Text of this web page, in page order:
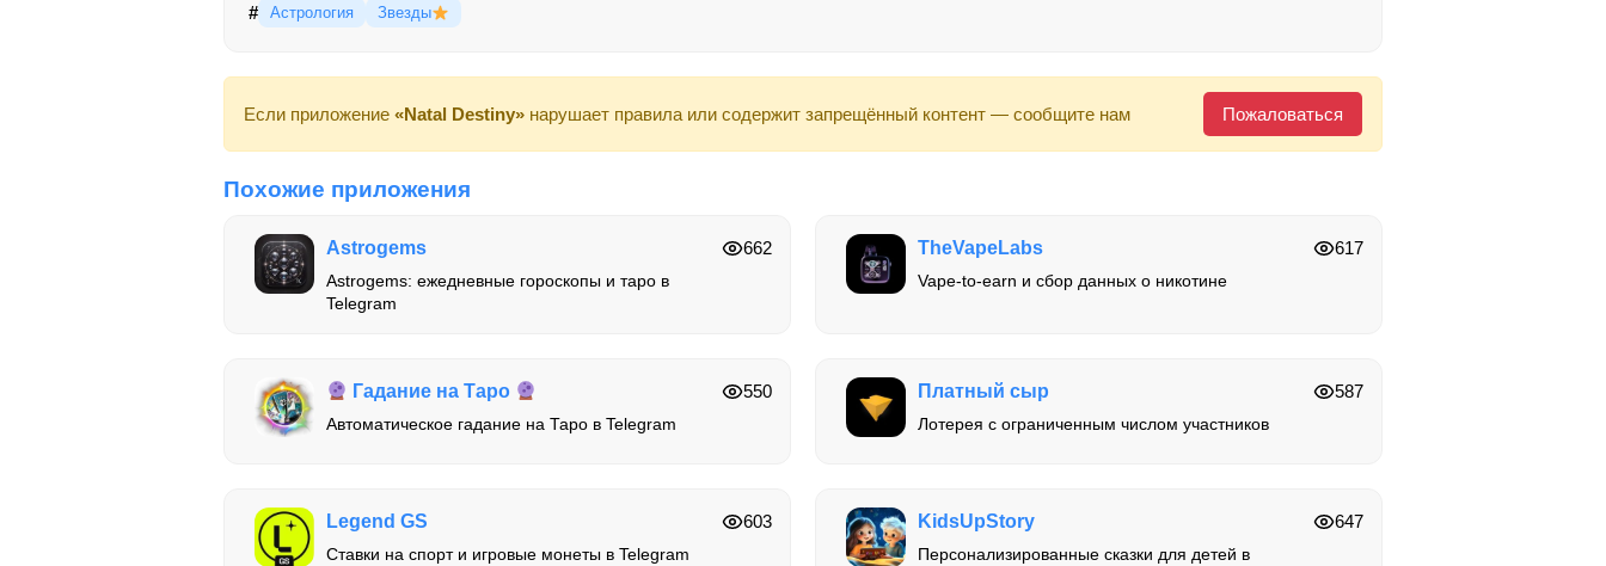
# Астрология Звезды
Если приложение «Natal Destiny» нарушает правила или содержит запрещённый контент — сообщите нам Пожаловаться
Похожие приложения
Astrogems
Astrogems: ежедневные гороскопы и таро в
Telegram
662 TheVapeLabs
Vape-to-earn и сбор данных о никотине
617
Гадание на Таро
Автоматическое гадание на Таро в Telegram
550 Платный сыр
Лотерея с ограниченным числом участников
587
Legend GS
Ставки на спорт и игровые монеты в Telegram
603 KidsUpStory
Персонализированные сказки для детей в
647